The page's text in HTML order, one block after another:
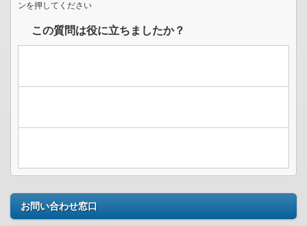
ンを押してください
この質問は役に立ちましたか？
お問い合わせ窓口